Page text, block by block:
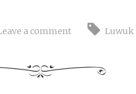
a comment Luwuk